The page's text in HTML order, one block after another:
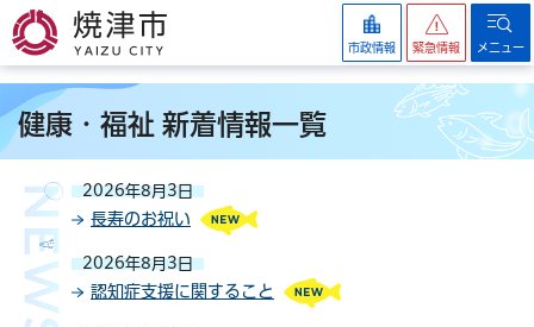
焼津市
市政情報 緊急情報 メニュー
健康・福祉 新着情報一覧
2026年8月3日
長寿のお祝い
2026年8月3日
認知症支援に関すること